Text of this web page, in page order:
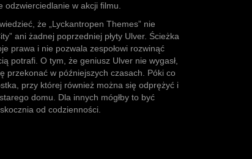
w akcji filmu.
że „Lyckantropen Themes” nie
ani żadnej poprzedniej płyty Ulver. Ścieżka
prawa i nie pozwala zespołowi rozwinąć
potrafi. O tym, że geniusz Ulver nie wygasł,
przekonać w późniejszych czasach. Póki co
przy której również można się odprężyć i
domu. Dla innych mógłby to być
od codzienności.